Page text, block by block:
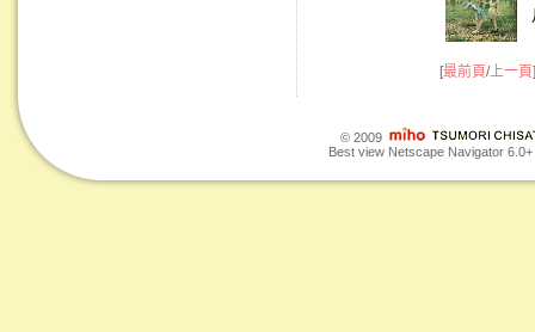
[最前頁/上一頁
© 2009
Best view Netscape Navigator